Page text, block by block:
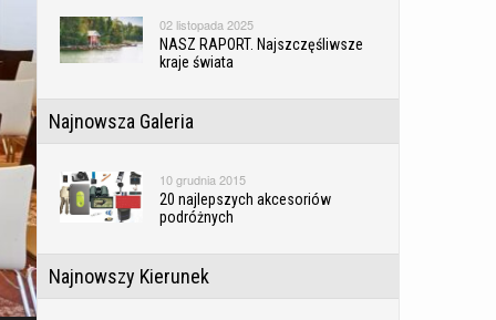
02 listopada 2025
NASZ RAPORT. Najszczęśliwsze
kraje świata
Najnowsza Galeria
10 grudnia 2015
20 najlepszych akcesoriów
podróżnych
Najnowszy Kierunek